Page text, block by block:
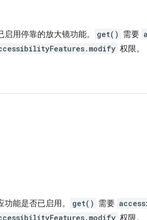
用停靠的放大镜功能。 get() 需要
权限。
能是否已启用。 get() 需要
权限。